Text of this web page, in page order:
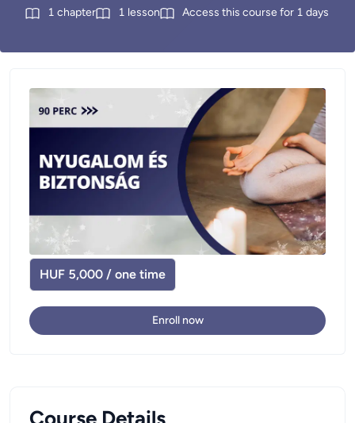
1 chapter 1 lesson Access this course for 1 days
HUF 5,000 / one time
Enroll now